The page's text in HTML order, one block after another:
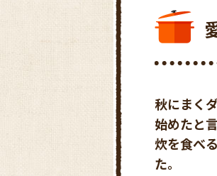
秋にまく
始めたと
炊を食べ
た。